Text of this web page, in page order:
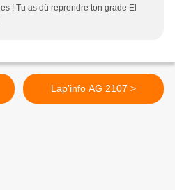
! Tu as dû reprendre ton grade El
Lap'info AG 2107 >